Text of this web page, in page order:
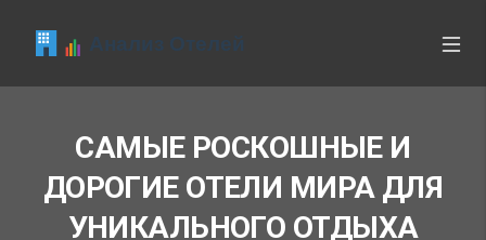
САМЫЕ РОСКОШНЫЕ И
ДОРОГИЕ ОТЕЛИ МИРА ДЛЯ
УНИКАЛЬНОГО ОТДЫХА